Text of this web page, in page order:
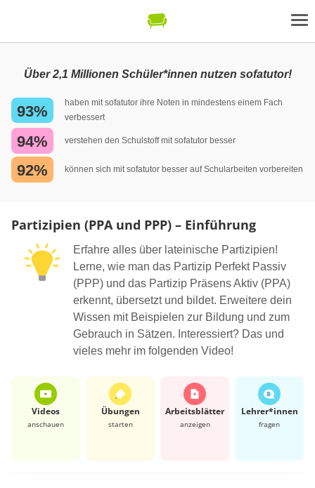
Über 2,1 Millionen Schüler*innen nutzen sofatutor!
93%
haben mit sofatutor ihre Noten in mindestens einem Fach
verbessert
94% verstehen den Schulstoff mit sofatutor besser
92% können sich mit sofatutor besser auf Schularbeiten vorbereiten
Partizipien (PPA und PPP) – Einführung
Erfahre alles über lateinische Partizipien!
Lerne, wie man das Partizip Perfekt Passiv
(PPP) und das Partizip Präsens Aktiv (PPA)
erkennt, übersetzt und bildet. Erweitere dein
Wissen mit Beispielen zur Bildung und zum
Gebrauch in Sätzen. Interessiert? Das und
vieles mehr im folgenden Video!
Videos
anschauen
Übungen
starten
Arbeits­blätter
anzeigen
Lehrer*​innen
fragen